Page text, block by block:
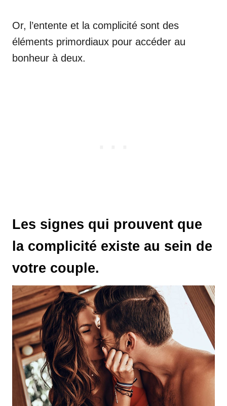
Or, l’entente et la complicité sont des
éléments primordiaux pour accéder au
bonheur à deux.
Les signes qui prouvent que
la complicité existe au sein de
votre couple.